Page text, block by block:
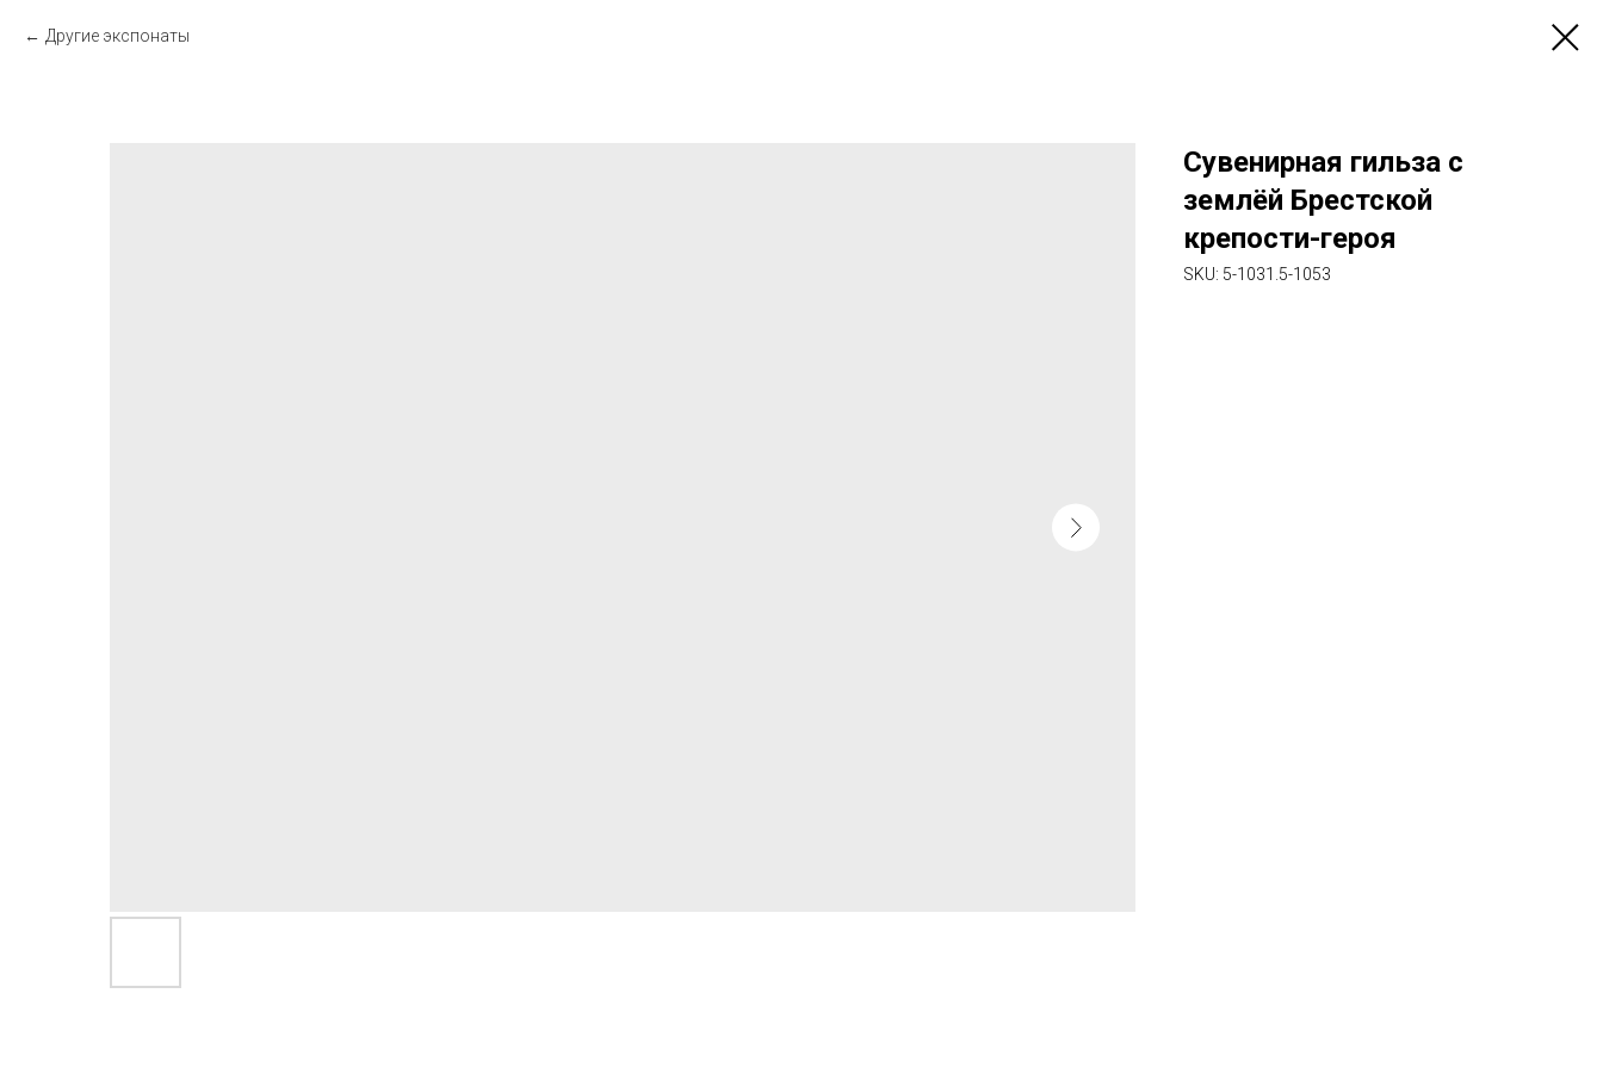
Другие экспонаты
Сувенирная гильза с
землёй Брестской
крепости-героя
SKU: 5-1031.5-1053